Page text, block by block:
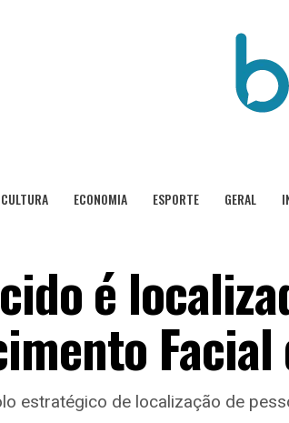
CULTURA ECONOMIA ESPORTE GERAL
é
Facial
estratégico de localização de